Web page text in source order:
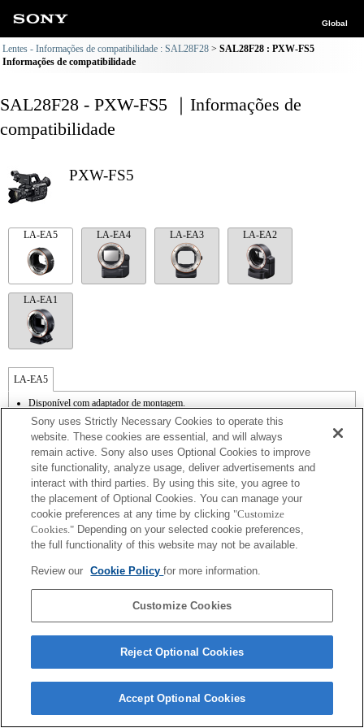
Global
Lentes - Informações de compatibilidade : SAL28F28
SAL28F28 : PXW-FS5
Informações de compatibilidade
SAL28F28 - PXW-FS5 ｜Informações de
compatibilidade
PXW-FS5
LA-EA5 LA-EA4 LA-EA3 LA-EA2
LA-EA1
LA-EA5
Disponível com adaptador de montagem.
A função SteadyShot não é suportada.
O ruído de funcionamento da lente, como durante o zoom e a focagem, pode ser
captado durante a gravação de vídeo.
O ajuste automático da íris não está disponível no modo de vídeo.
A alteração da íris durante a gravação pode criar ruído de funcionamento ou tornar o
ecrã mais luminoso durante o funcionamento.
Contact Us
Copyright 2026 Sony Corporation
Sony uses Strictly Necessary Cookies to operate this
website. These cookies are essential, and will always
remain active. Sony also uses Optional Cookies to improve
site functionality, analyze usage, deliver advertisements and
interact with third parties. By using this site, you agree to
the placement of Optional Cookies. You can manage your
cookie preferences at any time by clicking "Customize
Cookies." Depending on your selected cookie preferences,
the full functionality of this website may not be available.
Review our Cookie Policyfor more information.
Customize Cookies
Reject Optional Cookies
Accept Optional Cookies